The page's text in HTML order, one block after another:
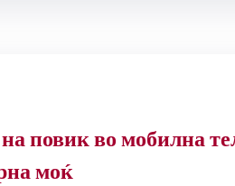
повик во мобилна
моќ